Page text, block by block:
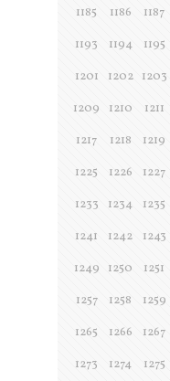
1185
1186 1187
1193
1194 1195
1201
1202 1203
1209
1210 1211
1217
1218 1219
1225
1226 1227
1233
1234 1235
1241
1242 1243
1249
1250 1251
1257
1258 1259
1265
1266 1267
1273
1274 1275